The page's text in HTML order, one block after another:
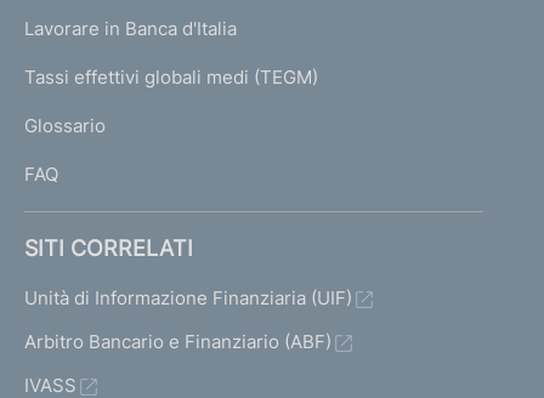
g
T
I
I
Lavorare in Banca d'Italia
Tassi effettivi globali medi (TEGM)
Glossario
FAQ
SITI CORRELATI
Unità di Informazione Finanziaria (UIF)
Arbitro Bancario e Finanziario (ABF)
IVASS